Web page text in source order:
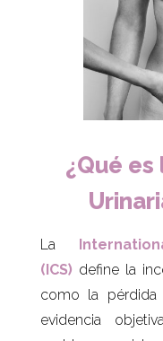
¿Qué
La
(ICS) define la
como la pérdida
evidencia